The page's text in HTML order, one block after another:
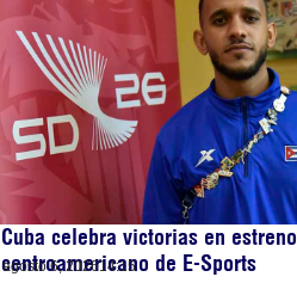
Cuba celebra victorias en estreno
centroamericano de E-Sports
agosto 6, 202614:15